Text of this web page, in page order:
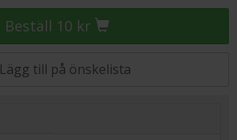
Beställ 10 kr
Lägg till på önskelista